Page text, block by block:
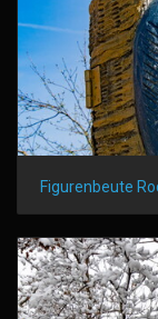
Figurenbeute